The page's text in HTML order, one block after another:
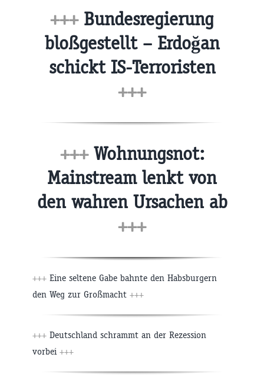
+++Bundesregierung
bloßgestellt – Erdoğan
schickt IS-Terroristen
+++
+++Wohnungsnot:
Mainstream lenkt von
den wahren Ursachen ab
+++
+++ Eine seltene Gabe bahnte den Habsburgern
den Weg zur Großmacht +++
+++ Deutschland schrammt an der Rezession
vorbei +++